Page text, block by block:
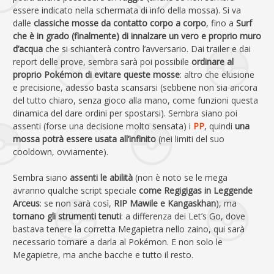
essere indicato nella schermata di info della mossa). Si va
dalle classiche mosse da contatto corpo a corpo, fino a Surf
che è in grado (finalmente) di innalzare un vero e proprio muro
d’acqua che si schianterà contro l’avversario. Dai trailer e dai
report delle prove, sembra sarà poi possibile ordinare al
proprio Pokémon di evitare queste mosse: altro che elusione
e precisione, adesso basta scansarsi (sebbene non sia ancora
del tutto chiaro, senza gioco alla mano, come funzioni questa
dinamica del dare ordini per spostarsi). Sembra siano poi
assenti (forse una decisione molto sensata) i PP, quindi una
mossa potrà essere usata all’infinito (nei limiti del suo
cooldown, ovviamente).
Sembra siano assenti le abilità (non è noto se le mega
avranno qualche script speciale come Regigigas in Leggende
Arceus: se non sarà così, RIP Mawile e Kangaskhan), ma
tornano gli strumenti tenuti: a differenza dei Let’s Go, dove
bastava tenere la corretta Megapietra nello zaino, qui sarà
necessario tornare a darla al Pokémon. E non solo le
Megapietre, ma anche bacche e tutto il resto.